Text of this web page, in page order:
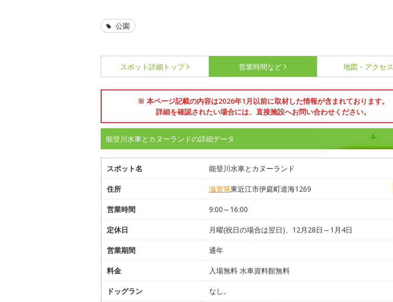
公園
スポット詳細 トップ 営業時間など 地図・アクセス
※ 本ページ記載の内容は2026年1月以前に取材した情報が含まれております。
詳細を確認されたい場合には、直接施設へお問い合わせください。
能登川水車とカヌーランドの詳細データ
スポット名 能登川水車とカヌーランド
住所 滋賀県東近江市伊庭町道海1269
営業時間 9:00～16:00
定休日 月曜(祝日の場合は翌日)、12月28日～1月4日
営業期間 通年
料金 入場無料 水車資料館無料
ドッグラン なし。